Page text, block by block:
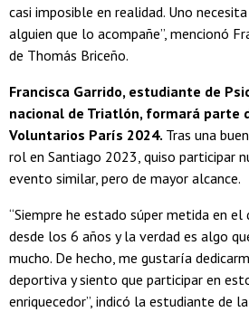
casi imposible en realidad. Uno
alguien que lo acompañe”, mencionó
de Thomás Briceño.
Francisca Garrido, estudiante de
nacional de Triatlón, formará parte
Voluntarios París 2024. Tras una
rol en Santiago 2023, quiso participar
evento similar, pero de mayor alcance.
“Siempre he estado súper metida en
desde los 6 años y la verdad es algo
mucho. De hecho, me gustaría
deportiva y siento que participar en
enriquecedor”, indicó la estudiante de